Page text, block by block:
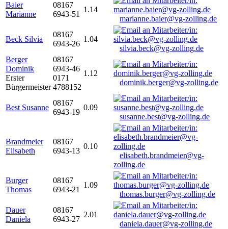
Baier
Marianne
08167
6943-51
1.14
marianne.baier@vg-zolling.de
Beck Silvia
08167
6943-26
1.04
silvia.beck@vg-zolling.de
Berger
Dominik
Erster
Bürgermeister
08167
6943-46
0171
4788152
1.12
dominik.berger@vg-zolling.de
Best Susanne
08167
6943-19
0.09
susanne.best@vg-zolling.de
Brandmeier
Elisabeth
08167
6943-13
0.10
elisabeth.brandmeier@vg-
zolling.de
Burger
Thomas
08167
6943-21
1.09
thomas.burger@vg-zolling.de
Dauer
Daniela
08167
6943-27
2.01
daniela.dauer@vg-zolling.de